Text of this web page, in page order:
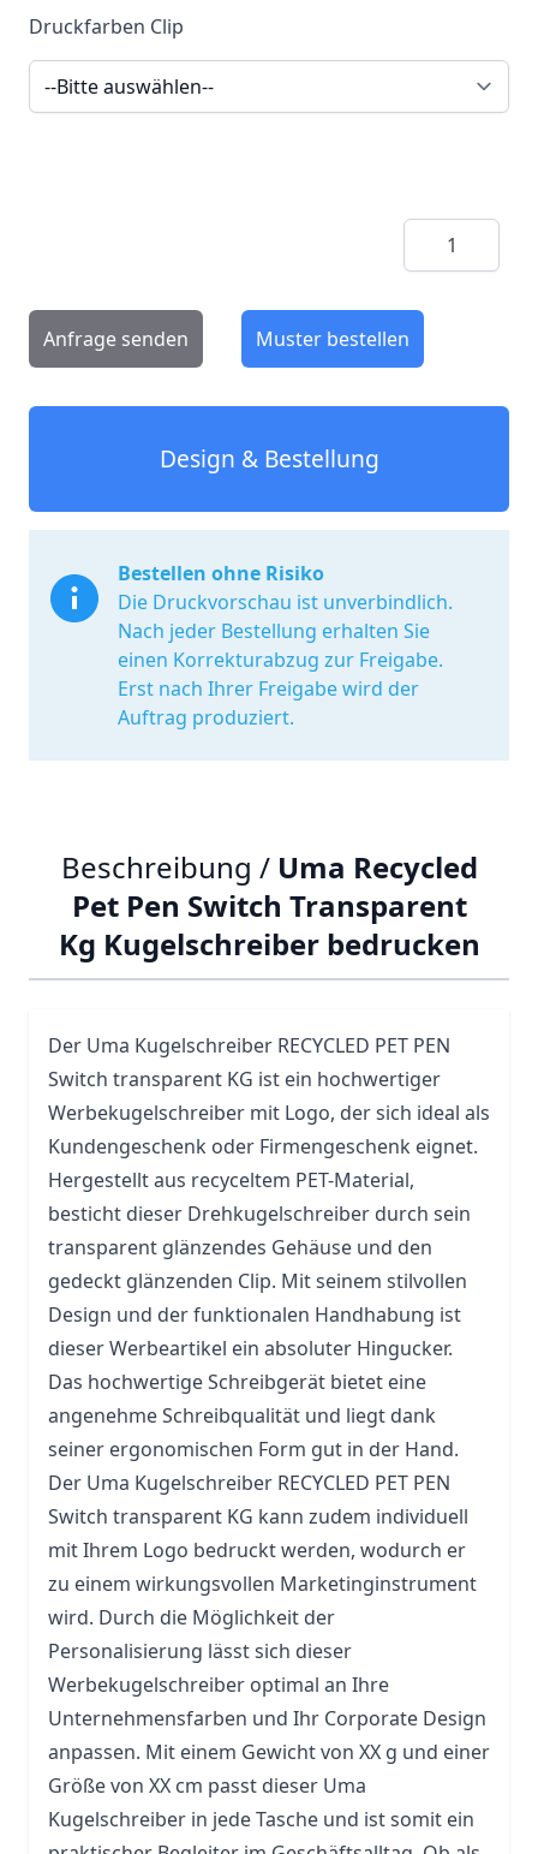
Druckfarben Clip
Menge
Anfrage senden Muster bestellen
Design & Bestellung
Bestellen ohne Risiko
Die Druckvorschau ist unverbindlich.
Nach jeder Bestellung erhalten Sie
einen Korrekturabzug zur Freigabe.
Erst nach Ihrer Freigabe wird der
Auftrag produziert.
Beschreibung / Uma Recycled
Pet Pen Switch Transparent
Kg Kugelschreiber bedrucken
Der Uma Kugelschreiber RECYCLED PET PEN
Switch transparent KG ist ein hochwertiger
Werbekugelschreiber mit Logo, der sich ideal als
Kundengeschenk oder Firmengeschenk eignet.
Hergestellt aus recyceltem PET-Material,
besticht dieser Drehkugelschreiber durch sein
transparent glänzendes Gehäuse und den
gedeckt glänzenden Clip. Mit seinem stilvollen
Design und der funktionalen Handhabung ist
dieser Werbeartikel ein absoluter Hingucker.
Das hochwertige Schreibgerät bietet eine
angenehme Schreibqualität und liegt dank
seiner ergonomischen Form gut in der Hand.
Der Uma Kugelschreiber RECYCLED PET PEN
Switch transparent KG kann zudem individuell
mit Ihrem Logo bedruckt werden, wodurch er
zu einem wirkungsvollen Marketinginstrument
wird. Durch die Möglichkeit der
Personalisierung lässt sich dieser
Werbekugelschreiber optimal an Ihre
Unternehmensfarben und Ihr Corporate Design
anpassen. Mit einem Gewicht von XX g und einer
Größe von XX cm passt dieser Uma
Kugelschreiber in jedeTasche und ist somit ein